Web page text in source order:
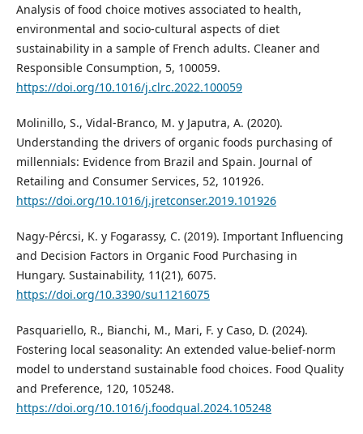
Analysis of food choice motives associated to health,
environmental and socio-cultural aspects of diet
sustainability in a sample of French adults. Cleaner and
Responsible Consumption, 5, 100059.
https://doi.org/10.1016/j.clrc.2022.100059
Molinillo, S., Vidal-Branco, M. y Japutra, A. (2020).
Understanding the drivers of organic foods purchasing of
millennials: Evidence from Brazil and Spain. Journal of
Retailing and Consumer Services, 52, 101926.
https://doi.org/10.1016/j.jretconser.2019.101926
Nagy-Pércsi, K. y Fogarassy, C. (2019). Important Influencing
and Decision Factors in Organic Food Purchasing in
Hungary. Sustainability, 11(21), 6075.
https://doi.org/10.3390/su11216075
Pasquariello, R., Bianchi, M., Mari, F. y Caso, D. (2024).
Fostering local seasonality: An extended value-belief-norm
model to understand sustainable food choices. Food Quality
and Preference, 120, 105248.
https://doi.org/10.1016/j.foodqual.2024.105248